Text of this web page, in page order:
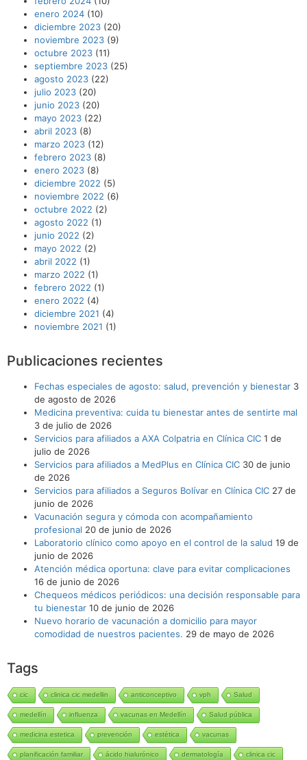
enero 2024 (10)
diciembre 2023 (20)
noviembre 2023 (9)
octubre 2023 (11)
septiembre 2023 (25)
agosto 2023 (22)
julio 2023 (20)
junio 2023 (20)
mayo 2023 (22)
abril 2023 (8)
marzo 2023 (12)
febrero 2023 (8)
enero 2023 (8)
diciembre 2022 (5)
noviembre 2022 (6)
octubre 2022 (2)
agosto 2022 (1)
junio 2022 (2)
mayo 2022 (2)
abril 2022 (1)
marzo 2022 (1)
febrero 2022 (1)
enero 2022 (4)
diciembre 2021 (4)
noviembre 2021 (1)
Publicaciones recientes
Fechas especiales de agosto: salud, prevención y bienestar 3
de agosto de 2026
Medicina preventiva: cuida tu bienestar antes de sentirte mal
3 de julio de 2026
Servicios para afiliados a AXA Colpatria en Clínica CIC 1 de
julio de 2026
Servicios para afiliados a MedPlus en Clínica CIC 30 de junio
de 2026
Servicios para afiliados a Seguros Bolívar en Clínica CIC 27 de
junio de 2026
Vacunación segura y cómoda con acompañamiento
profesional 20 de junio de 2026
Laboratorio clínico como apoyo en el control de la salud 19 de
junio de 2026
Atención médica oportuna: clave para evitar complicaciones
16 de junio de 2026
Chequeos médicos periódicos: una decisión responsable para
tu bienestar 10 de junio de 2026
Nuevo horario de vacunación a domicilio para mayor
comodidad de nuestros pacientes. 29 de mayo de 2026
Tags
cic clinica cic medellin anticonceptivo vph Salud
medellín influenza vacunas en Medellín Salud pública
medicina estetica prevención estética vacunas
planificación familiar ácido hialurónico dermatología clinica cic